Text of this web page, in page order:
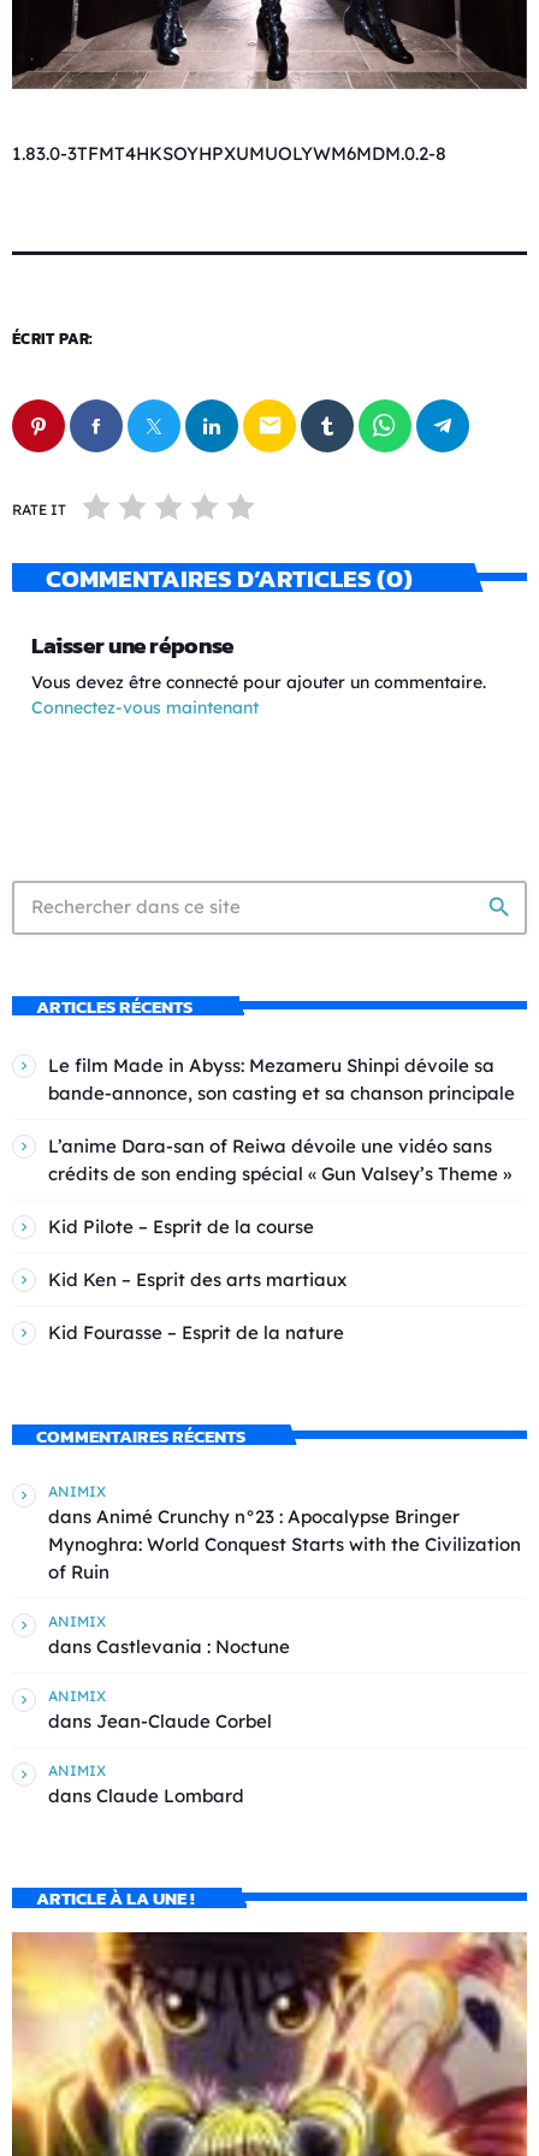
1.83.0-3TFMT4HKSOYHPXUMUOLYWM6MDM.0.2-8
ÉCRIT PAR:
email
RATE IT
COMMENTAIRES D’ARTICLES (0)
Laisser une réponse
Vous devez être connecté pour ajouter un commentaire.
Connectez-vous maintenant
search
ARTICLES RÉCENTS
Le film Made in Abyss: Mezameru Shinpi dévoile sa
bande-annonce, son casting et sa chanson principale
L’anime Dara-san of Reiwa dévoile une vidéo sans
crédits de son ending spécial « Gun Valsey’s Theme »
Kid Pilote – Esprit de la course
Kid Ken – Esprit des arts martiaux
Kid Fourasse – Esprit de la nature
COMMENTAIRES RÉCENTS
ANIMIX
dans Animé Crunchy n°23 : Apocalypse Bringer
Mynoghra: World Conquest Starts with the Civilization
of Ruin
ANIMIX
dans Castlevania : Noctune
ANIMIX
dans Jean-Claude Corbel
ANIMIX
dans Claude Lombard
ARTICLE À LA UNE !